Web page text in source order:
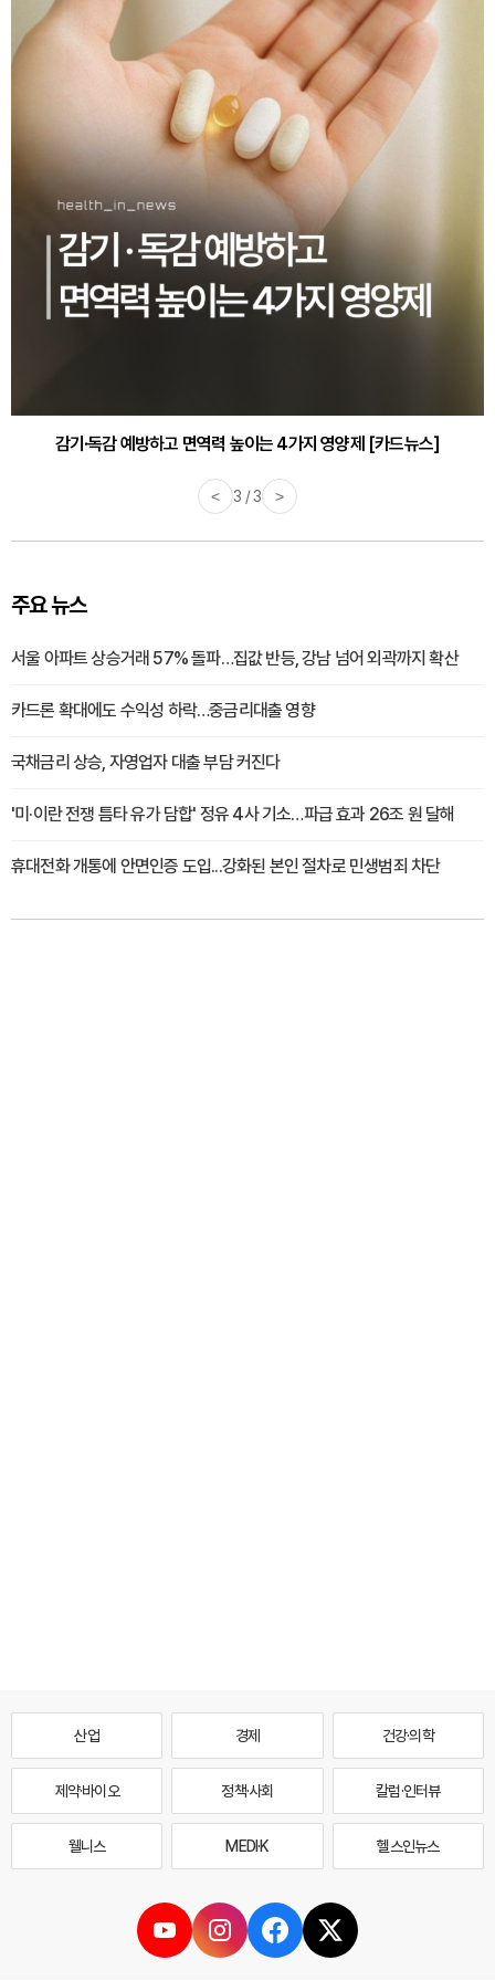
감기·독감 예방하고 면역력 높이는 4가지 영양제 [카드뉴스]
< 3 / 3 >
주요 뉴스
서울 아파트 상승거래 57% 돌파…집값 반등, 강남 넘어 외곽까지 확산
카드론 확대에도 수익성 하락…중금리대출 영향
국채금리 상승, 자영업자 대출 부담 커진다
'미·이란 전쟁 틈타 유가 담합' 정유 4사 기소…파급 효과 26조 원 달해
휴대전화 개통에 안면인증 도입...강화된 본인 절차로 민생범죄 차단
산업 경제 건강·의학
제약·바이오 정책·사회 칼럼·인터뷰
웰니스 MEDI·K 헬스인뉴스